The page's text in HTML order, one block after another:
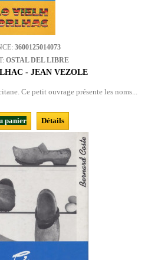
3600125014073
OSTAL DEL LIBRE
- JEAN VEZOLE
Ce petit ouvrage présente les noms...
panier Détails